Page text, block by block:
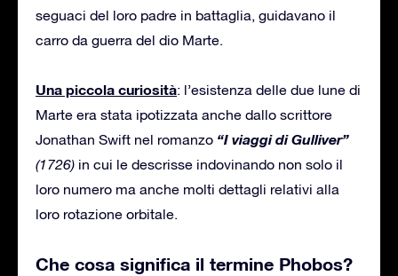
seguaci del loro padre in battaglia, guidavano il
carro da guerra del dio Marte.
Una piccola curiosità: l’esistenza delle due lune di
Marte era stata ipotizzata anche dallo scrittore
Jonathan Swift nel romanzo “I viaggi di Gulliver”
(1726) in cui le descrisse indovinando non solo il
loro numero ma anche molti dettagli relativi alla
loro rotazione orbitale.
Che cosa significa il termine Phobos?